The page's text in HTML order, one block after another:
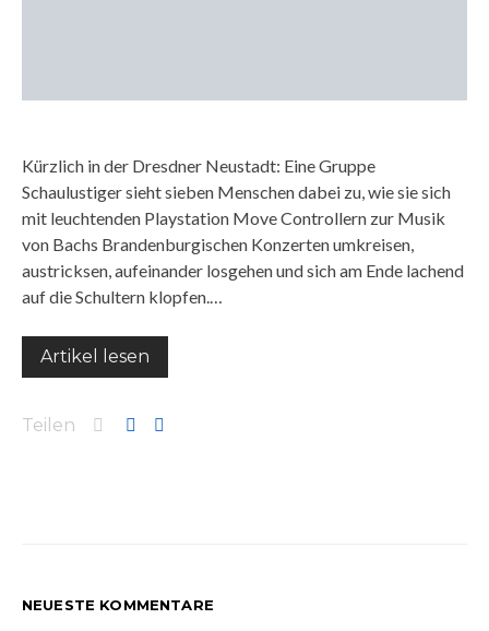
Kürzlich in der Dresdner Neustadt: Eine Gruppe
Schaulustiger sieht sieben Menschen dabei zu, wie sie sich
mit leuchtenden Playstation Move Controllern zur Musik
von Bachs Brandenburgischen Konzerten umkreisen,
austricksen, aufeinander losgehen und sich am Ende lachend
auf die Schultern klopfen.…
Artikel lesen
Teilen
NEUESTE KOMMENTARE